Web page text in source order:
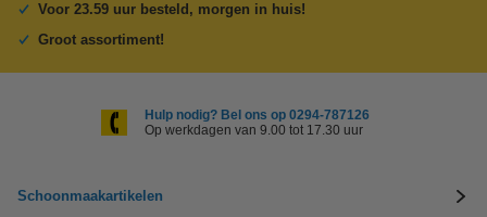
Voor 23.59 uur besteld, morgen in huis!
Groot assortiment!
Hulp nodig? Bel ons op 0294-787126
Op werkdagen van 9.00 tot 17.30 uur
Schoonmaakartikelen